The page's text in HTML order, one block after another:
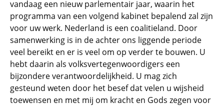
vandaag een nieuw parlementair jaar, waarin het
programma van een volgend kabinet bepalend zal zijn
voor uw werk. Nederland is een coalitieland. Door
samenwerking is in de achter ons liggende periode
veel bereikt en er is veel om op verder te bouwen. U
hebt daarin als volksvertegenwoordigers een
bijzondere verantwoordelijkheid. U mag zich
gesteund weten door het besef dat velen u wijsheid
toewensen en met mij om kracht en Gods zegen voor